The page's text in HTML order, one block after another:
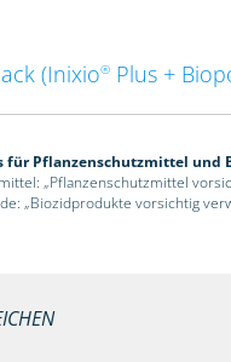
(Inixio® Plus +
für Pflanzenschutzmittel und
„Pflanzenschutzmittel
„Biozidprodukte vorsichtig